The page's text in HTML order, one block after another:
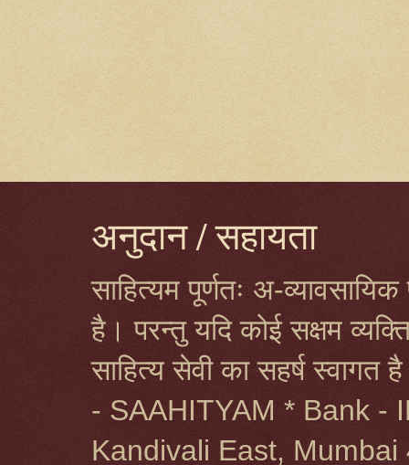
अनुदान / सहायता
साहित्यम पूर्णतः अ-
है। परन्तु यदि कोई सक्षम
साहित्य सेवी का सहर्ष
- SAAHITYAM * Bank -
Kandivali East,